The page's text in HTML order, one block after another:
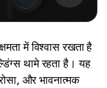
में विश्वास रखता है
थामे रहता है। यह
और भावनात्मक